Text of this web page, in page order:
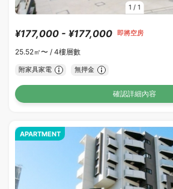
1 / 1
¥177,000 - ¥177,000 即將空房
25.52㎡〜 / 4樓層數
附家具家電 無押金
確認詳細內容
APARTMENT